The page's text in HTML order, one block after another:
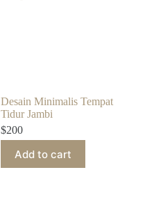
Desain Minimalis Tempat
Tidur Jambi
$200
Add to cart